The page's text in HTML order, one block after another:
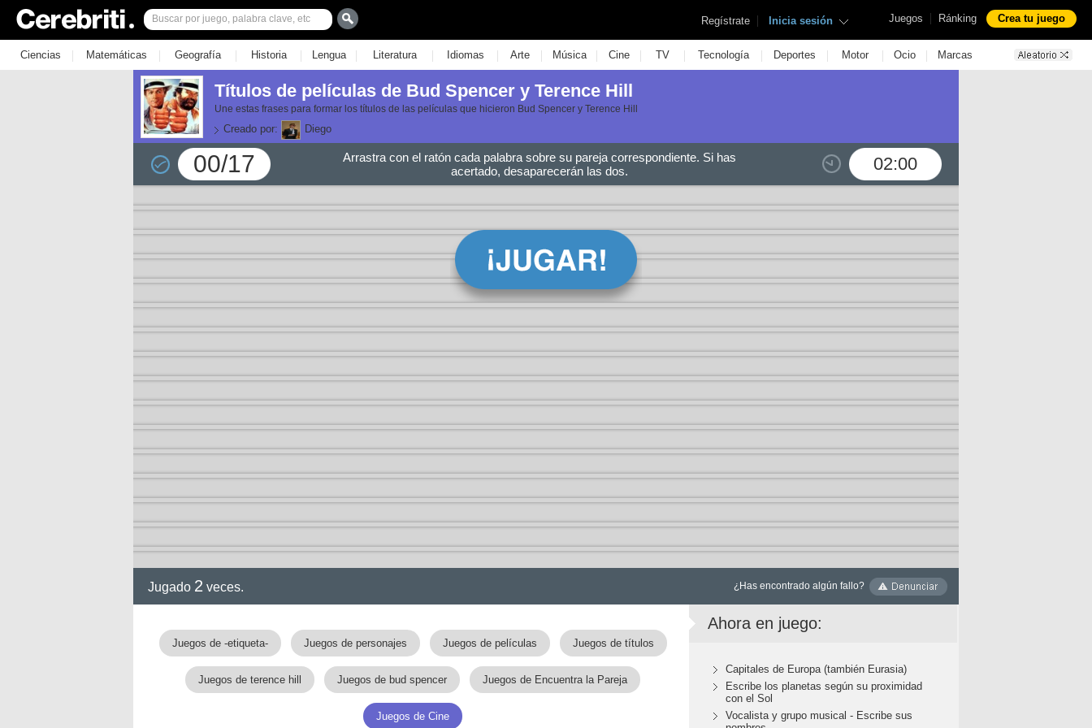
Juegos | Ránking Crea tu juego
Regístrate | Inicia sesión
Ciencias | Matemáticas | Geografía | Historia | Lengua | Literatura | Idiomas | Arte | Música | Cine | TV | Tecnología | Deportes | Motor | Ocio | Marcas
Títulos de películas de Bud Spencer y Terence Hill
Une estas frases para formar los títulos de las películas que hicieron Bud Spencer y Terence Hill
Creado por: Diego
00/17 02:00
Arrastra con el ratón cada palabra sobre su pareja correspondiente. Si has
acertado, desaparecerán las dos.
Jugado 2 veces. ¿Has encontrado algún fallo?
Juegos de -etiqueta- Juegos de personajes Juegos de películas Juegos de títulos
Juegos de terence hill Juegos de bud spencer Juegos de Encuentra la Pareja
Juegos de Cine
Ahora en juego:
Capitales de Europa (también Eurasia)
Escribe los planetas según su proximidad
con el Sol
Vocalista y grupo musical - Escribe sus